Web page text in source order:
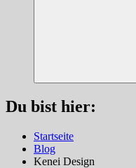
Du bist hier:
Startseite
Blog
Kenei Design